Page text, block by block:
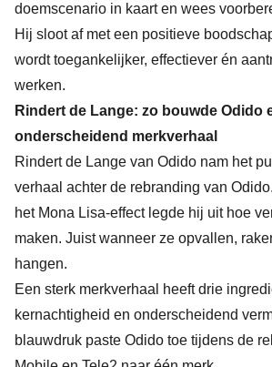
doemscenario in kaart en wees
Hij sloot af met een positieve
wordt toegankelijker, effectiever én
werken.
Rindert de Lange: zo bouwde Odido
onderscheidend merkverhaal
Rindert de Lange van Odido nam het
verhaal achter de rebranding van
het Mona Lisa-effect legde hij uit hoe
maken. Juist wanneer ze opvallen,
hangen.
Een sterk merkverhaal heeft drie
kernachtigheid en onderscheidend
blauwdruk paste Odido toe tijdens de